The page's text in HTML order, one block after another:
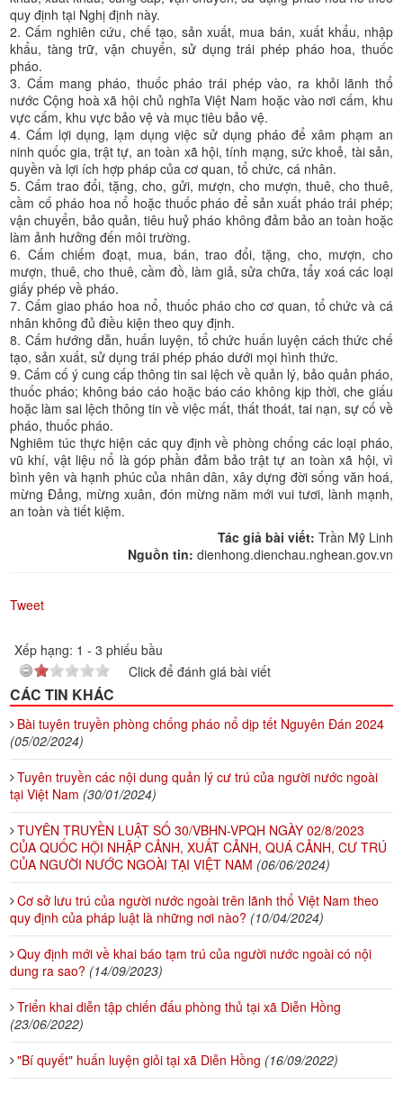
quy định tại Nghị định này.
2. Cấm nghiên cứu, chế tạo, sản xuất, mua bán, xuất khẩu, nhập
khẩu, tàng trữ, vận chuyển, sử dụng trái phép pháo hoa, thuốc
pháo.
3. Cấm mang pháo, thuốc pháo trái phép vào, ra khỏi lãnh thổ
nước Cộng hoà xã hội chủ nghĩa Việt Nam hoặc vào nơi cấm, khu
vực cấm, khu vực bảo vệ và mục tiêu bảo vệ.
4. Cấm lợi dụng, lạm dụng việc sử dụng pháo để xâm phạm an
ninh quốc gia, trật tự, an toàn xã hội, tính mạng, sức khoẻ, tài sản,
quyền và lợi ích hợp pháp của cơ quan, tổ chức, cá nhân.
5. Cấm trao đổi, tặng, cho, gửi, mượn, cho mượn, thuê, cho thuê,
cầm cố pháo hoa nổ hoặc thuốc pháo để sản xuất pháo trái phép;
vận chuyển, bảo quản, tiêu huỷ pháo không đảm bảo an toàn hoặc
làm ảnh hưởng đến môi trường.
6. Cấm chiếm đoạt, mua, bán, trao đổi, tặng, cho, mượn, cho
mượn, thuê, cho thuê, cầm đồ, làm giả, sửa chữa, tẩy xoá các loại
giấy phép về pháo.
7. Cấm giao pháo hoa nổ, thuốc pháo cho cơ quan, tổ chức và cá
nhân không đủ điều kiện theo quy định.
8. Cấm hướng dẫn, huấn luyện, tổ chức huấn luyện cách thức chế
tạo, sản xuất, sử dụng trái phép pháo dưới mọi hình thức.
9. Cấm cố ý cung cấp thông tin sai lệch về quản lý, bảo quản pháo,
thuốc pháo; không báo cáo hoặc báo cáo không kịp thời, che giấu
hoặc làm sai lệch thông tin về việc mất, thất thoát, tai nạn, sự cố về
pháo, thuốc pháo.
Nghiêm túc thực hiện các quy định về phòng chống các loại pháo,
vũ khí, vật liệu nổ là góp phần đảm bảo trật tự an toàn xã hội, vì
bình yên và hạnh phúc của nhân dân, xây dựng đời sống văn hoá,
mừng Đảng, mừng xuân, đón mừng năm mới vui tươi, lành mạnh,
an toàn và tiết kiệm.
Tác giả bài viết: Trần Mỹ Linh
Nguồn tin: dienhong.dienchau.nghean.gov.vn
Tweet
Xếp hạng: 1 - 3 phiếu bầu
Click để đánh giá bài viết
CÁC TIN KHÁC
Bài tuyên truyền phòng chống pháo nổ dịp tết Nguyên Đán 2024
(05/02/2024)
Tuyên truyền các nội dung quản lý cư trú của người nước ngoài
tại Việt Nam (30/01/2024)
TUYÊN TRUYỀN LUẬT SỐ 30/VBHN-VPQH NGÀY 02/8/2023
CỦA QUỐC HỘI NHẬP CẢNH, XUẤT CẢNH, QUÁ CẢNH, CƯ TRÚ
CỦA NGƯỜI NƯỚC NGOÀI TẠI VIỆT NAM (06/06/2024)
Cơ sở lưu trú của người nước ngoài trên lãnh thổ Việt Nam theo
quy định của pháp luật là những nơi nào? (10/04/2024)
Quy định mới về khai báo tạm trú của người nước ngoài có nội
dung ra sao? (14/09/2023)
Triển khai diễn tập chiến đấu phòng thủ tại xã Diễn Hồng ​
(23/06/2022)
"Bí quyết" huấn luyện giỏi tại xã Diễn Hồng (16/09/2022)